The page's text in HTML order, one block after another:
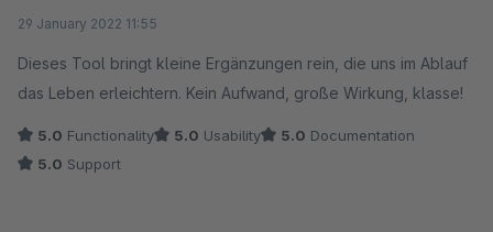
29 January 2022 11:55
Dieses Tool bringt kleine Ergänzungen rein, die uns im Ablauf
das Leben erleichtern. Kein Aufwand, große Wirkung, klasse!
5.0 Functionality 5.0 Usability 5.0 Documentation
5.0 Support